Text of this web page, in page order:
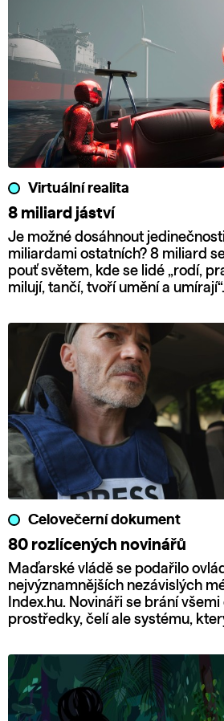
Virtuální realita
8 miliard jáství
Je možné dosáhnout
miliardami ostatních? 8 miliard
pouť světem, kde se lidé „rodí,
milují, tančí, tvoří umění a umírají“.
Celovečerní dokument
80 rozlícených novinářů
Maďarské vládě se podařilo
nejvýznamnějších nezávislých
Index.hu. Novináři se brání
prostředky, čelí ale systému,